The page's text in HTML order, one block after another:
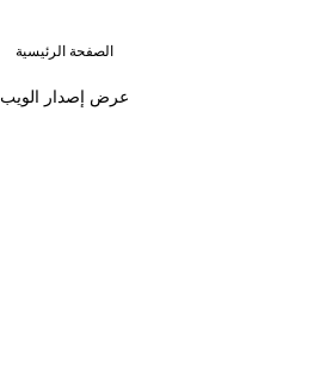
الصفحة الرئيسية
عرض إصدار الويب